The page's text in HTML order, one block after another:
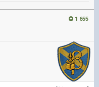
1 655